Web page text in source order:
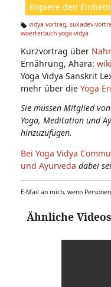
Kopiere den
Ta
s:
vidya-vortrag, sukadev-
woerterbuch-yoga-vidya
Kurzvortrag über
Ernährung, Ahara:
Yoga Vidya Sanskrit
mehr über die Yoga
Sie müssen Mitglied
Yoga, Meditation und
hinzuzufügen.
Bei Yoga Vidya
und Ayurveda dabei
E-Mail an mich, wenn
Ähnliche Videos